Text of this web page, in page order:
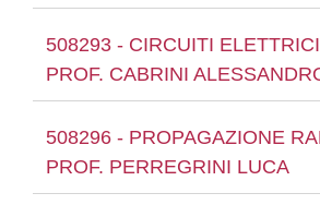
508293 - CIRCUITI
PROF. CABRINI
508296 - PROPAGAZIONE
PROF. PERREGRINI LUCA